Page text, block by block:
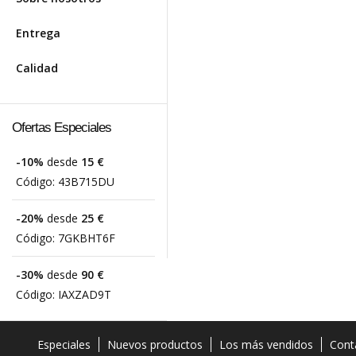
Entrega
Calidad
Ofertas Especiales
-10% desde 15 €
Código: 43B715DU
-20% desde 25 €
Código: 7GKBHT6F
-30% desde 90 €
Código: IAXZAD9T
Especiales Nuevos productos Los más vendidos